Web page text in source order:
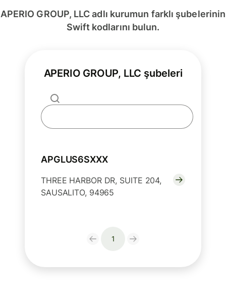
APERIO GROUP, LLC adlı kurumun farklı şubelerinin
Swift kodlarını bulun.
APERIO GROUP, LLC şubeleri
APGLUS6SXXX
THREE HARBOR DR, SUITE 204,
SAUSALITO, 94965
1